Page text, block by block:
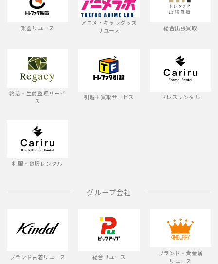
楽器リユース
アニメ・キャラグッズ
リユース
総合出張買取
終活・生前整理サービ
ス
引越＋買取サービス ドレスレンタル
礼服・喪服レンタル
グループ会社
ブランド古着リユース 総合リユース
ブランド・貴金属
リユース